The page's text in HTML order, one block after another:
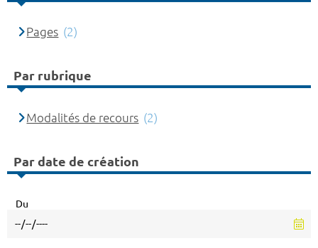
Pages (2)
Par rubrique
Modalités de recours (2)
Par date de création
Du